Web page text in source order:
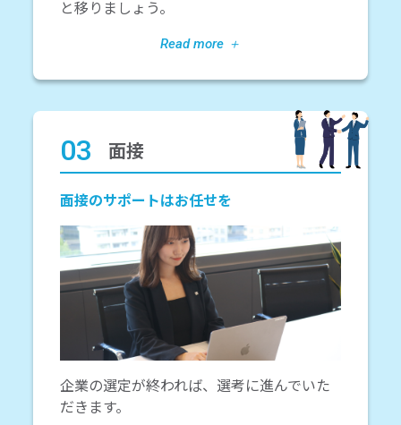
と移りましょう。
03 面接
面接のサポートはお任せを
企業の選定が終われば、選考に進んでいた
だきます。